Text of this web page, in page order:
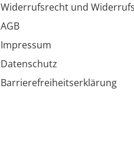
Widerrufsrecht und
AGB
Impressum
Datenschutz
Barrierefreiheitserklärung